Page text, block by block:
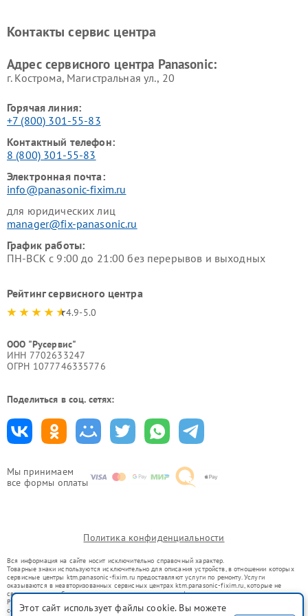
Мы принимаем
все формы оплаты
панелей Panasonic
Контакты сервис центра
Адрес сервисного центра Panasonic:
г. Кострома, Магистральная ул., 20
Горячая линия:
+7 (800) 301-55-83
Контактный телефон:
8 (800) 301-55-83
Электронная почта:
info@panasonic-fixim.ru
для юридических лиц
manager@fix-panasonic.ru
График работы:
ПН-ВСК с 9:00 до 21:00 без перерывов и выходных
Рейтинг сервисного центра
4.9-5.0
ООО "Русервис"
ИНН 7702633247
ОГРН 1077746335776
Поделиться в соц. сетях:
Политика конфиденциальности
Вся информация на сайте носит исключительно справочный характер.
Товарные знаки используются исключительно для описания устройств, в отношении которых
сервисные центры ktm.panasonic-fixim.ru предоставляют услуги по ремонту. Услуги
оказываются в неавторизованных сервисных центрах ktm.panasonic-fixim.ru, которые не
связаны с правообладателями товарных знаков или их официальными представителями.
Ремонт осуществляется для устройств, уже введенных в гражданский оборот в соответствии
со статьей 1487 ГК РФ.
Этот сайт использует файлы cookie. Вы можете